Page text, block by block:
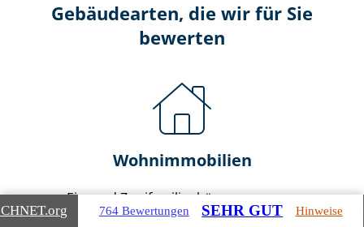
Gebäudearten, die wir für Sie
bewerten
Wohnimmobilien
Ein- und Zwei­fa­mi­li­en­häu­ser
Doppel- & Reihenhäuser
.org 764 Bewertungen SEHR GUT Hinweise